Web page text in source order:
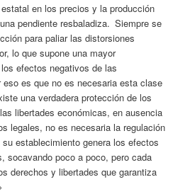
en los precios y la producción
pendiente resbaladiza. Siempre se
para paliar las distorsiones
lo que supone una mayor
efectos negativos de las
es que no es necesaria esta clase
una verdadera protección de los
libertades económicas, en ausencia
legales, no es necesaria la regulación
establecimiento genera los efectos
socavando poco a poco, pero cada
derechos y libertades que garantiza